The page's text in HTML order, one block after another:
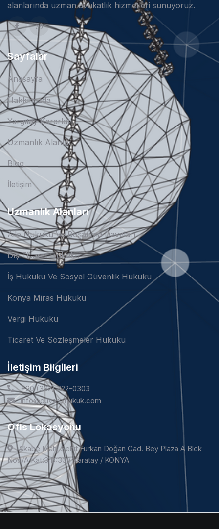
alanlarında uzman avukatlık hizmetleri sunuyoruz.
Sayfalar
Anasayfa
Hakkımızda
Yargıtay Kararları
Uzmanlık Alanları
Blog
İletişim
Uzmanlık Alanları
Aile Hukuku Ve Boşanma Davaları
Dış Ticaret Hukuku
İş Hukuku Ve Sosyal Güvenlik Hukuku
Konya Miras Hukuku
Vergi Hukuku
Ticaret Ve Sözleşmeler Hukuku
İletişim Bilgileri
+90 (332) 322-0303
info@duvarcihukuk.com
Ofis Lokasyonu
Akabe Mah. Şehit Furkan Doğan Cad. Bey Plaza A Blok
No:1/A Kat:3 D:308 Karatay / KONYA